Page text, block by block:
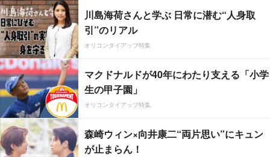
川島海荷さんと学ぶ 日常に潜む“人身取
引”のリアル
オリコンタイアップ特集
マクドナルドが40年にわたり支える「小学
生の甲子園」
オリコンタイアップ特集
森崎ウィン×向井康二“両片思い”にキュン
が止まらん！